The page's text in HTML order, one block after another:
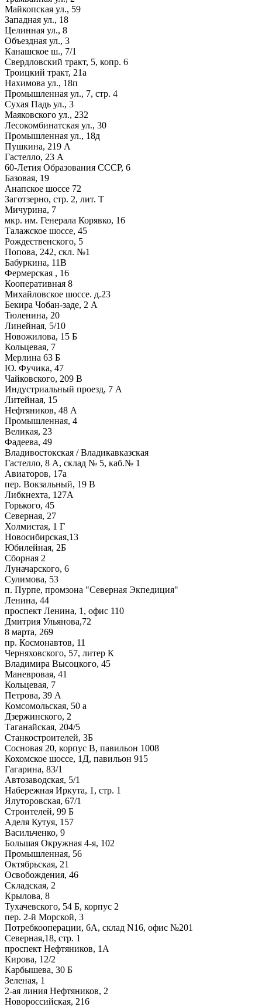
Майкопская ул., 59
Западная ул., 18
Целинная ул., 8
Объездная ул., 3
Канашское ш., 7/1
Свердловский тракт, 5, копр. 6
Троицкий тракт, 21а
Нахимова ул., 18п
Промышленная ул., 7, стр. 4
Сухая Падь ул., 3
Маяковского ул., 232
Лесокомбинатская ул., 30
Промышленная ул., 18д
Пушкина, 219 А
Гастелло, 23 А
60-Летия Образования СССР, 6
Базовая, 19
Анапское шоссе 72
Заготзерно, стр. 2, лит. Т
Мичурина, 7
мкр. им. Генерала Корявко, 16
Талажское шоссе, 45
Рождественского, 5
Попова, 242, скл. №1
Бабуркина, 11В
Фермерская , 16
Кооперативная 8
Михайловское шоссе. д.23
Бекира Чобан-заде, 2 А
Тюленина, 20
Линейная, 5/10
Новожилова, 15 Б
Кольцевая, 7
Мерлина 63 Б
Ю. Фучика, 47
Чайковского, 209 В
Индустриальный проезд, 7 А
Литейная, 15
Нефтяников, 48 А
Промышленная, 4
Великая, 23
Фадеева, 49
Владивостокская / Владикавказская
Гастелло, 8 А, склад № 5, каб.№ 1
Авиаторов, 17а
пер. Вокзальный, 19 В
Либкнехта, 127А
Горького, 45
Северная, 27
Холмистая, 1 Г
Новосибирская,13
Юбилейная, 2Б
Сборная 2
Луначарского, 6
Сулимова, 53
п. Пурпе, промзона "Северная Экпедиция"
Ленина, 44
проспект Ленина, 1, офис 110
Дмитрия Ульянова,72
8 марта, 269
пр. Космонавтов, 11
Черняховского, 57, литер К
Владимира Высоцкого, 45
Маневровая, 41
Кольцевая, 7
Петрова, 39 А
Комсомольская, 50 а
Дзержинского, 2
Таганайская, 204/5
Станкостроителей, 3Б
Сосновая 20, корпус В, павильон 1008
Кохомское шоссе, 1Д, павильон 915
Гагарина, 83/1
Автозаводская, 5/1
Набережная Иркута, 1, стр. 1
Ялуторовская, 67/1
Строителей, 99 Б
Аделя Кутуя, 157
Васильченко, 9
Большая Окружная 4-я, 102
Промышленная, 56
Октябрьская, 21
Освобождения, 46
Складская, 2
Крылова, 8
Тухачевского, 54 Б, корпус 2
пер. 2-й Морской, 3
Потребкооперации, 6А, склад N16, офис №201
Северная,18, стр. 1
проспект Нефтяников, 1А
Кирова, 12/2
Карбышева, 30 Б
Зеленая, 1
2-ая линия Нефтяников, 2
Новороссийская, 216